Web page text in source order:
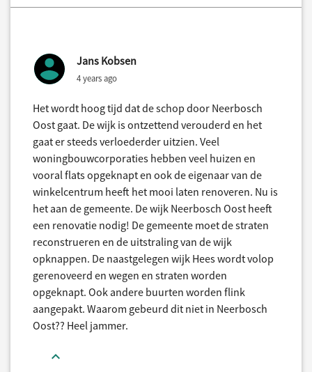
Jans Kobsen
4 years ago
Het wordt hoog tijd dat de schop door Neerbosch
Oost gaat. De wijk is ontzettend verouderd en het
gaat er steeds verloederder uitzien. Veel
woningbouwcorporaties hebben veel huizen en
vooral flats opgeknapt en ook de eigenaar van de
winkelcentrum heeft het mooi laten renoveren. Nu is
het aan de gemeente. De wijk Neerbosch Oost heeft
een renovatie nodig! De gemeente moet de straten
reconstrueren en de uitstraling van de wijk
opknappen. De naastgelegen wijk Hees wordt volop
gerenoveerd en wegen en straten worden
opgeknapt. Ook andere buurten worden flink
aangepakt. Waarom gebeurd dit niet in Neerbosch
Oost?? Heel jammer.